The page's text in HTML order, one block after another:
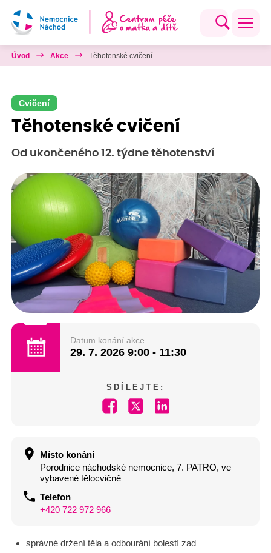
Úvod Akce Těhotenské cvičení
Cvičení
Těhotenské cvičení
Od ukončeného 12. týdne těhotenství
Datum konání akce
29. 7. 2026 9:00 - 11:30
SDÍLEJTE:
Místo konání
Porodnice náchodské nemocnice, 7. PATRO, ve
vybavené tělocvičně
Telefon
+420 722 972 966
správné držení těla a odbourání bolestí zad